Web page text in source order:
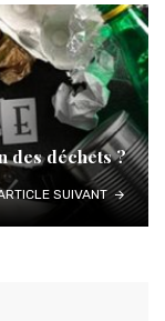
des déchets ?
SUIVANT